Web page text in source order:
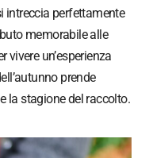
intreccia perfettamente
memorabile alle
un’esperienza
prende
la stagione del raccolto.